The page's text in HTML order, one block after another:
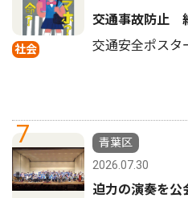
社会
交通事故防止
交通安全ポスタ
7
青葉区
2026.07.30
迫力の演奏を